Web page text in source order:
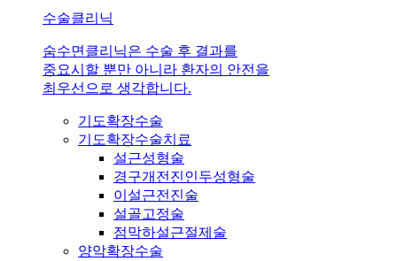
수술클리닉
숨수면클리닉은 수술 후 결과를
중요시할 뿐만 아니라 환자의 안전을
최우선으로 생각합니다.
기도확장수술
기도확장수술치료
설근성형술
경구개전진인두성형술
이설근전진술
설골고정술
점막하설근절제술
양악확장수술